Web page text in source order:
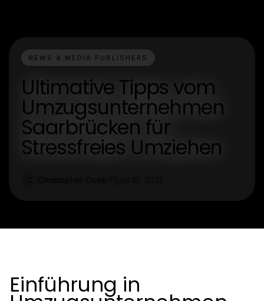
NEWS & MEDIA PUBLISHERS
Ultimative Tipps vom
Umzugsunternehmen
Saarbrücken für
Stressfreies Umziehen
Einführung in